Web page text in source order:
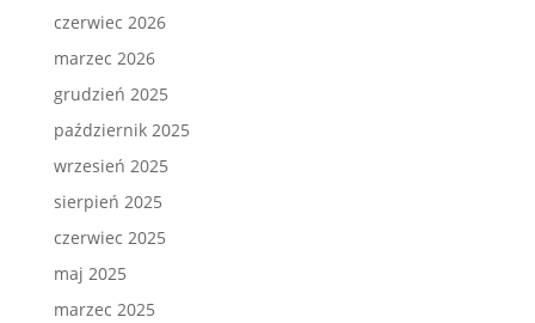
czerwiec 2026
marzec 2026
grudzień 2025
październik 2025
wrzesień 2025
sierpień 2025
czerwiec 2025
maj 2025
marzec 2025